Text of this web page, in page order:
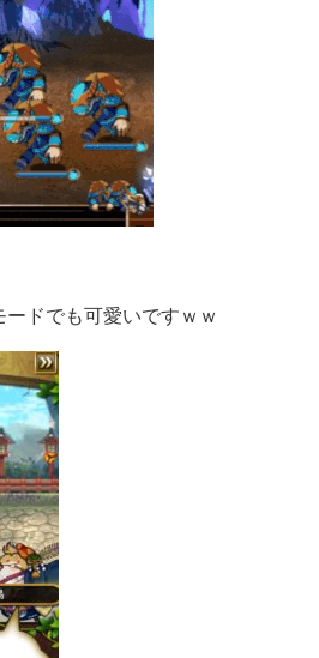
ードでも可愛いですｗｗ